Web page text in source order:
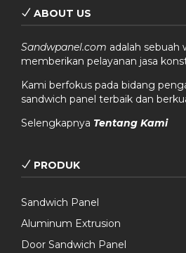
ABOUT US
Sandwpanel.com adalah sebuah
memberikan pelayanan jasa
Kami berfokus pada bidang
sandwich panel terbaik dan
Selengkapnya Tentang Kami
PRODUK
Sandwich Panel
Aluminum Extrusion
Door Sandwich Panel